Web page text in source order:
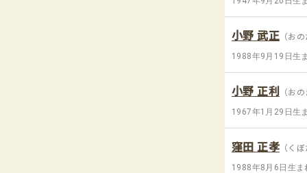
小野 武正 （お
1988年9月19日生
小野 正利 （お
1967年1月29日生
窪田 正孝 （く
1988年8月6日生ま